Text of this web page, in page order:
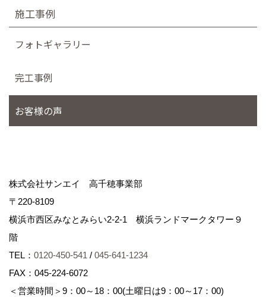
施工事例
フォトギャラリー
完工事例
お客様の声
株式会社サンエイ 高千穂事業部
〒220-8109
横浜市西区みなとみらい2-2-1 横浜ランドマークタワー９
階
TEL： 0120-450-541 / 045-641-1234
FAX：045-224-6072
＜営業時間＞9：00～18：00(土曜日は9：00～17：00)